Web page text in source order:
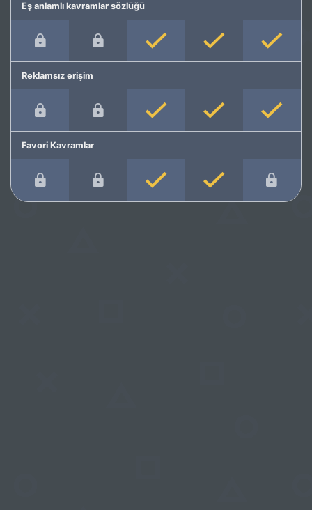
Eş anlamlı kavramlar sözlüğü
Reklamsız erişim
Favori Kavramlar